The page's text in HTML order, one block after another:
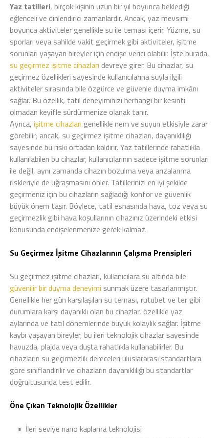
Yaz tatilleri, birçok kişinin uzun bir yıl boyunca beklediği
eğlenceli ve dinlendirici zamanlardır. Ancak, yaz mevsimi
boyunca aktiviteler genellikle su ile teması içerir. Yüzme, su
sporları veya sahilde vakit geçirmek gibi aktiviteler, işitme
sorunları yaşayan bireyler için endişe verici olabilir. İşte burada,
su geçirmez işitme cihazları devreye girer. Bu cihazlar, su
geçirmez özellikleri sayesinde kullanıcılarına suyla ilgili
aktiviteler sırasında bile özgürce ve güvenle duyma imkânı
sağlar. Bu özellik, tatil deneyiminizi herhangi bir kesinti
olmadan keyifle sürdürmenize olanak tanır.
Ayrıca, işitme cihazları genellikle nem ve suyun etkisiyle zarar
görebilir; ancak, su geçirmez işitme cihazları, dayanıklılığı
sayesinde bu riski ortadan kaldırır. Yaz tatillerinde rahatlıkla
kullanılabilen bu cihazlar, kullanıcılarının sadece işitme sorunları
ile değil, aynı zamanda cihazın bozulma veya arızalanma
riskleriyle de uğraşmasını önler. Tatillerinizi en iyi şekilde
geçirmeniz için bu cihazların sağladığı konfor ve güvenlik
büyük önem taşır. Böylece, tatil esnasında hava, toz veya su
geçirmezlik gibi hava koşullarının cihazınız üzerindeki etkisi
konusunda endişelenmenize gerek kalmaz.
Su Geçirmez İşitme Cihazlarının Çalışma Prensipleri
Su geçirmez işitme cihazları, kullanıcılara su altında bile
güvenilir bir duyma deneyimi sunmak üzere tasarlanmıştır.
Genellikle her gün karşılaşılan su teması, rutubet ve ter gibi
durumlara karşı dayanıklı olan bu cihazlar, özellikle yaz
aylarında ve tatil dönemlerinde büyük kolaylık sağlar. İşitme
kaybı yaşayan bireyler, bu ileri teknolojik cihazlar sayesinde
havuzda, plajda veya duşta rahatlıkla kullanabilirler. Bu
cihazların su geçirmezlik dereceleri uluslararası standartlara
göre sınıflandırılır ve cihazların dayanıklılığı bu standartlar
doğrultusunda test edilir.
Öne Çıkan Teknolojik Özellikler
• İleri seviye nano kaplama teknolojisi